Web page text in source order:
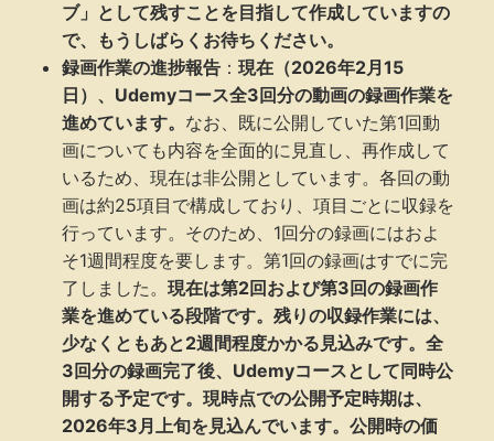
ブ」として残すことを目指して作成していますの
で、もうしばらくお待ちください。
録画作業の進捗報告 ： 現在（2026年2月15
日）、Udemyコース全3回分の動画の録画作業を
進めています。 なお、既に公開していた第1回動
画についても内容を全面的に見直し、再作成して
いるため、現在は非公開としています。各回の動
画は約25項目で構成しており、項目ごとに収録を
行っています。そのため、1回分の録画にはおよ
そ1週間程度を要します。第1回の録画はすでに完
了しました。 現在は第2回および第3回の録画作
業を進めている段階です。残りの収録作業には、
少なくともあと2週間程度かかる見込みです。全
3回分の録画完了後、Udemyコースとして同時公
開する予定です。現時点での公開予定時期は、
2026年3月上旬を見込んでいます。公開時の価